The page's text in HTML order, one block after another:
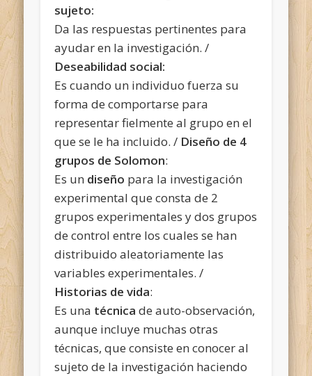
sujeto:
Da las respuestas pertinentes para
ayudar en la investigación. /
Deseabilidad social:
Es cuando un individuo fuerza su
forma de comportarse para
representar fielmente al grupo en el
que se le ha incluido. / Diseño de 4
grupos de Solomon:
Es un diseño para la investigación
experimental que consta de 2
grupos experimentales y dos grupos
de control entre los cuales se han
distribuido aleatoriamente las
variables experimentales. /
Historias de vida:
Es una técnica de auto-observación,
aunque incluye muchas otras
técnicas, que consiste en conocer al
sujeto de la investigación haciendo